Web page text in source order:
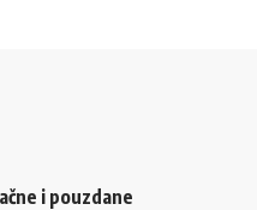
i pouzdane